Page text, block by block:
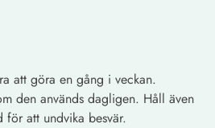
att göra en gång i veckan.
den används dagligen. Håll även
att undvika besvär.